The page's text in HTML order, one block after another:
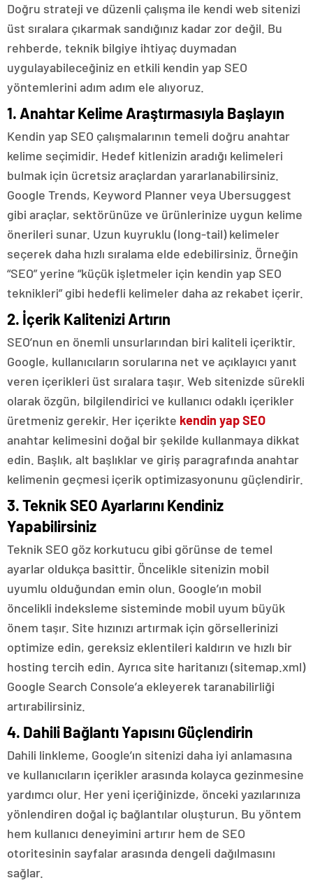
Doğru strateji ve düzenli çalışma ile kendi web sitenizi
üst sıralara çıkarmak sandığınız kadar zor değil. Bu
rehberde, teknik bilgiye ihtiyaç duymadan
uygulayabileceğiniz en etkili kendin yap SEO
yöntemlerini adım adım ele alıyoruz.
1. Anahtar Kelime Araştırmasıyla Başlayın
Kendin yap SEO çalışmalarının temeli doğru anahtar
kelime seçimidir. Hedef kitlenizin aradığı kelimeleri
bulmak için ücretsiz araçlardan yararlanabilirsiniz.
Google Trends, Keyword Planner veya Ubersuggest
gibi araçlar, sektörünüze ve ürünlerinize uygun kelime
önerileri sunar. Uzun kuyruklu (long-tail) kelimeler
seçerek daha hızlı sıralama elde edebilirsiniz. Örneğin
“SEO” yerine “küçük işletmeler için kendin yap SEO
teknikleri” gibi hedefli kelimeler daha az rekabet içerir.
2. İçerik Kalitenizi Artırın
SEO’nun en önemli unsurlarından biri kaliteli içeriktir.
Google, kullanıcıların sorularına net ve açıklayıcı yanıt
veren içerikleri üst sıralara taşır. Web sitenizde sürekli
olarak özgün, bilgilendirici ve kullanıcı odaklı içerikler
üretmeniz gerekir. Her içerikte kendin yap SEO
anahtar kelimesini doğal bir şekilde kullanmaya dikkat
edin. Başlık, alt başlıklar ve giriş paragrafında anahtar
kelimenin geçmesi içerik optimizasyonunu güçlendirir.
3. Teknik SEO Ayarlarını Kendiniz
Yapabilirsiniz
Teknik SEO göz korkutucu gibi görünse de temel
ayarlar oldukça basittir. Öncelikle sitenizin mobil
uyumlu olduğundan emin olun. Google’ın mobil
öncelikli indeksleme sisteminde mobil uyum büyük
önem taşır. Site hızınızı artırmak için görsellerinizi
optimize edin, gereksiz eklentileri kaldırın ve hızlı bir
hosting tercih edin. Ayrıca site haritanızı (sitemap.xml)
Google Search Console’a ekleyerek taranabilirliği
artırabilirsiniz.
4. Dahili Bağlantı Yapısını Güçlendirin
Dahili linkleme, Google’ın sitenizi daha iyi anlamasına
ve kullanıcıların içerikler arasında kolayca gezinmesine
yardımcı olur. Her yeni içeriğinizde, önceki yazılarınıza
yönlendiren doğal iç bağlantılar oluşturun. Bu yöntem
hem kullanıcı deneyimini artırır hem de SEO
otoritesinin sayfalar arasında dengeli dağılmasını
sağlar.